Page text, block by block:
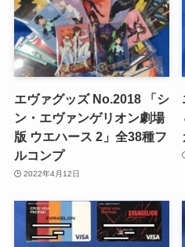
エヴァグッズ No.2018 「シ
ン・エヴァンゲリオン劇場
版 ウエハース 2」全38種フ
ルコンプ
2022年4月12日